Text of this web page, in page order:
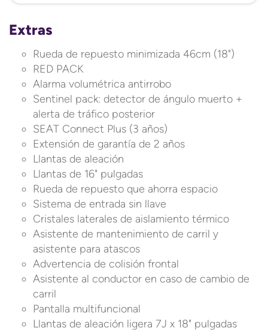
Extras
Rueda de repuesto minimizada 46cm (18")
RED PACK
Alarma volumétrica antirrobo
Sentinel pack: detector de ángulo muerto +
alerta de tráfico posterior
SEAT Connect Plus (3 años)
Extensión de garantía de 2 años
Llantas de aleación
Llantas de 16" pulgadas
Rueda de repuesto que ahorra espacio
Sistema de entrada sin llave
Cristales laterales de aislamiento térmico
Asistente de mantenimiento de carril y
asistente para atascos
Advertencia de colisión frontal
Asistente al conductor en caso de cambio de
carril
Pantalla multifuncional
Llantas de aleación ligera 7J x 18" pulgadas